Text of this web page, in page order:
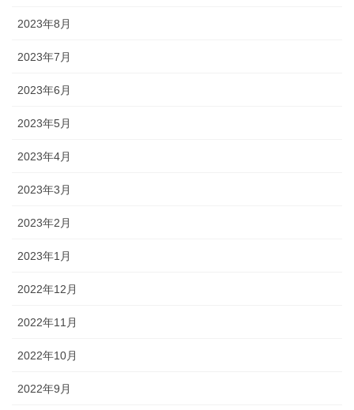
2023年8月
2023年7月
2023年6月
2023年5月
2023年4月
2023年3月
2023年2月
2023年1月
2022年12月
2022年11月
2022年10月
2022年9月